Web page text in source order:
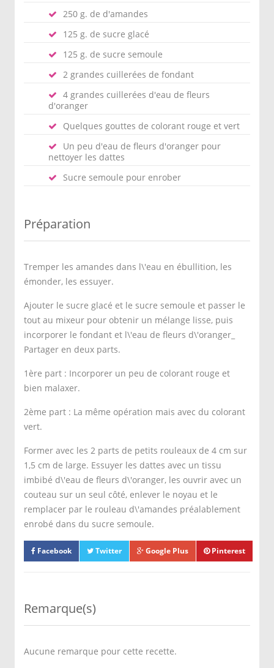
250 g. de d'amandes
125 g. de sucre glacé
125 g. de sucre semoule
2 grandes cuillerées de fondant
4 grandes cuillerées d'eau de fleurs
d'oranger
Quelques gouttes de colorant rouge et vert
Un peu d'eau de fleurs d'oranger pour
nettoyer les dattes
Sucre semoule pour enrober
Préparation
Tremper les amandes dans l\'eau en ébullition, les
émonder, les essuyer.
Ajouter le sucre glacé et le sucre semoule et passer le
tout au mixeur pour obtenir un mélange lisse, puis
incorporer le fondant et l\'eau de fleurs d\'oranger_
Partager en deux parts.
1ère part : Incorporer un peu de colorant rouge et
bien malaxer.
2ème part : La même opération mais avec du colorant
vert.
Former avec les 2 parts de petits rouleaux de 4 cm sur
1,5 cm de large. Essuyer les dattes avec un tissu
imbibé d\'eau de fleurs d\'oranger, les ouvrir avec un
couteau sur un seul côté, enlever le noyau et le
remplacer par le rouleau d\'amandes préalablement
enrobé dans du sucre semoule.
Facebook Twitter Google Plus Pinterest
Remarque(s)
Aucune remarque pour cette recette.